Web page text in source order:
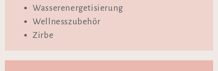
Wasserenergetisierung
Wellnesszubehör
Zirbe